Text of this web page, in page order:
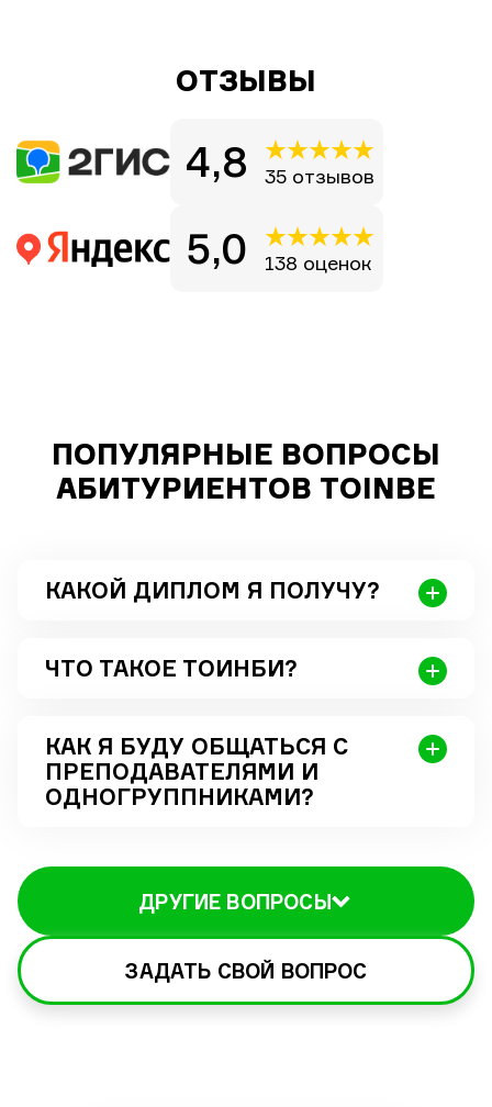
ОТЗЫВЫ
4,8 35 отзывов
5,0 138 оценок
ПОПУЛЯРНЫЕ ВОПРОСЫ
АБИТУРИЕНТОВ TOINBE
КАКОЙ ДИПЛОМ Я ПОЛУЧУ?
ЧТО ТАКОЕ ТОИНБИ?
КАК Я БУДУ ОБЩАТЬСЯ С
ПРЕПОДАВАТЕЛЯМИ И
ОДНОГРУППНИКАМИ?
ДРУГИЕ ВОПРОСЫ
ЗАДАТЬ СВОЙ ВОПРОС